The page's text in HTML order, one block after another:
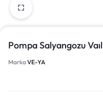
Pompa Salyangozu
MarkaVE-YA